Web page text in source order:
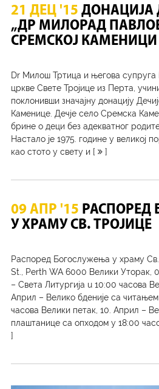
21 ДЕЦ '15 ДОНАЦИЈА
„ДР МИЛОРАД
СРЕМСКОЈ КАМЕНИЦИ
Dr Милош Тртица и његова супруга
цркве Свете Тројице из Перта,
поклонивши значајну донацију
Каменице. Дечје село Сремска
брине о деци без адекватног
Настало је 1975. године у великој
као стото у свету и [
]
09 АПР '15 РАСПОРЕД
У ХРАМУ СВ. ТРОЈИЦЕ
Распоред Богослужења у храму
St., Perth WA 6000 Велики Уторак,
– Света Литургија u 10:00 часова
Април – Велико бденије са
часова Велики петак, 10. Април –
плаштанице са опходом у 18:00
]